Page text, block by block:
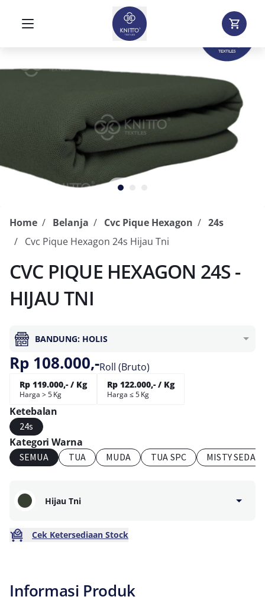
Home Belanja Cvc Pique Hexagon
24s
Cvc Pique Hexagon 24s Hijau Tni
CVC PIQUE HEXAGON 24S -
HIJAU TNI
BANDUNG: HOLIS
Rp 108.000,-Roll (Bruto)
Rp 119.000,- / Kg
Harga > 5 Kg
Rp 122.000,- / Kg
Harga ≤ 5 Kg
Ketebalan
24s
Kategori Warna
SEMUA TUA MUDA TUA SPC MISTY
Hijau Tni
Cek Ketersediaan Stock
Informasi Produk